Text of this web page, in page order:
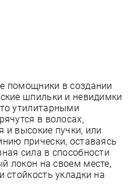
помощники в создании
шпильки и невидимки
утилитарными
в волосах,
и высокие пучки, или
прически, оставаясь
сила в способности
локон на своем месте,
стойкость укладки на